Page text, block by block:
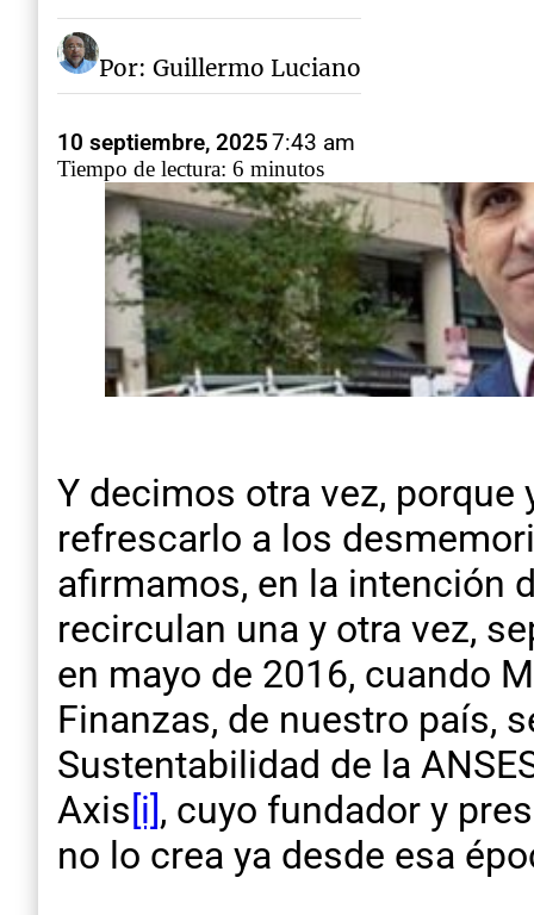
Por: Guillermo Luciano
10 septiembre, 20257:43 am
Tiempo de lectura: 6 minutos
Y decimos otra vez, porque
refrescarlo a los
afirmamos, en la intención
recirculan una y otra vez,
en mayo de 2016, cuando
Finanzas, de nuestro país,
Sustentabilidad de la
Axis[i], cuyo fundador y
no lo crea ya desde esa